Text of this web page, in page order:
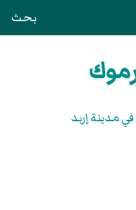
بحث
مدينة إربد